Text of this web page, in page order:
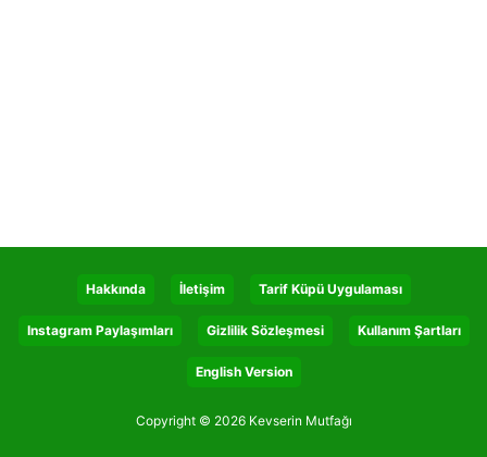
Hakkında İletişim Tarif Küpü Uygulaması
Instagram Paylaşımları Gizlilik Sözleşmesi Kullanım Şartları
English Version
Copyright © 2026 Kevserin Mutfağı